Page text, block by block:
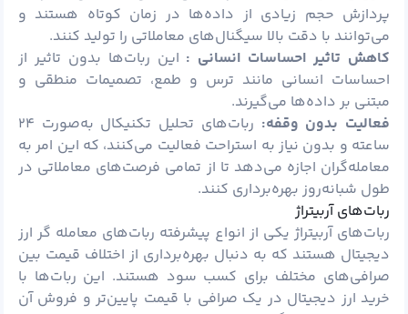
پردازش حجم زیادی از داده‌ها در زمان کوتاه هستند و
می‌توانند با دقت بالا سیگنال‌های معاملاتی را تولید کنند.
کاهش تاثیر احساسات انسانی : این ربات‌ها بدون تاثیر از
احساسات انسانی مانند ترس و طمع، تصمیمات منطقی و
مبتنی بر داده‌ها می‌گیرند.
فعالیت بدون وقفه:
ربات‌های تحلیل تکنیکال به‌صورت ۲۴
ساعته و بدون نیاز به استراحت فعالیت می‌کنند، که این امر به
معامله‌گران اجازه می‌دهد تا از تمامی فرصت‌های معاملاتی در
طول شبانه‌روز بهره‌برداری کنند.
ربات‌های آربیتراژ
ربات‌هایآربیتراژ یکی از انواع پیشرفته ربات‌های معامله گر ارز
دیجیتال هستند که به دنبال بهره‌برداری از اختلاف قیمت بین
صرافی‌های مختلف برای کسب سود هستند. این ربات‌ها با
خرید ارز دیجیتال در یک صرافی با قیمت پایین‌تر و فروش آن